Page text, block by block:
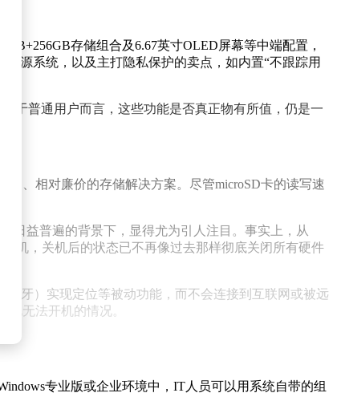
存储组合及6.67英寸OLED屏幕等中端配置，
源系统，以及主打隐私保护的卖点，如内置“不跟踪用
于普通用户而言，这些功能是否真正物有所值，仍是一
、相对廉价的存储解决方案。尽管microSD卡的读写速
日益普遍的背景下，显得尤为引人注目。事实上，从
机，关机后的状态已不再像过去那样彻底关闭所有硬件
牙）实现定位等被动功能，而不会连接到互联网或被远
无法开机的情况。
专业版或企业环境中，IT人员可以用系统自带的组